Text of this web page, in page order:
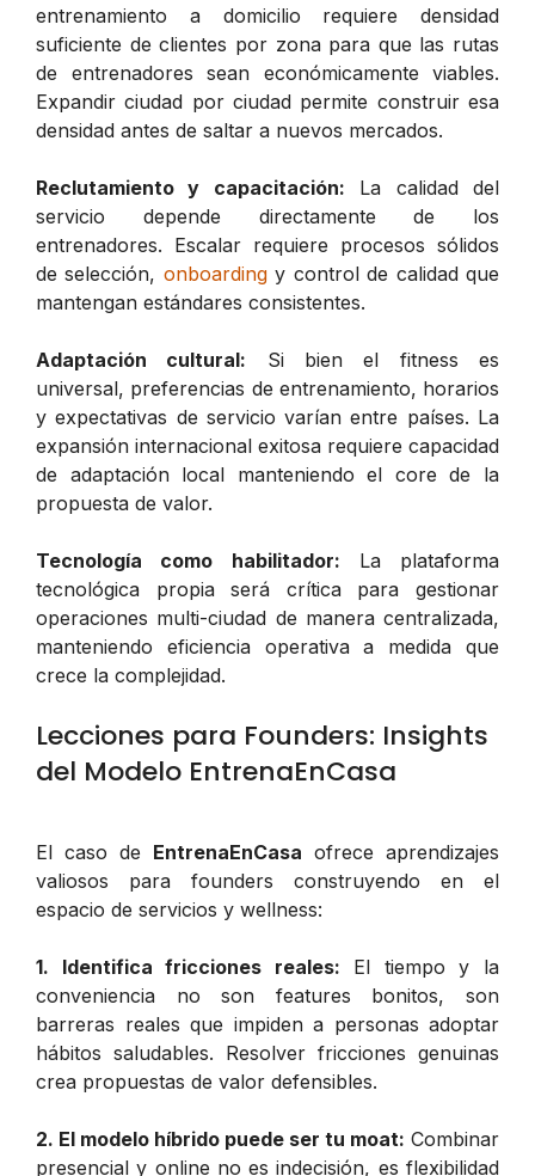
entrenamiento a domicilio requiere densidad
suficiente de clientes por zona para que las rutas
de entrenadores sean económicamente viables.
Expandir ciudad por ciudad permite construir esa
densidad antes de saltar a nuevos mercados.
Reclutamiento y capacitación: La calidad del
servicio depende directamente de los
entrenadores. Escalar requiere procesos sólidos
de selección, onboardingy control de calidad que
mantengan estándares consistentes.
Adaptación cultural: Si bien el fitness es
universal, preferencias de entrenamiento, horarios
y expectativas de servicio varían entre países. La
expansión internacional exitosa requiere capacidad
de adaptación local manteniendo el core de la
propuesta de valor.
Tecnología como habilitador: La plataforma
tecnológica propia será crítica para gestionar
operaciones multi-ciudad de manera centralizada,
manteniendo eficiencia operativa a medida que
crece la complejidad.
Lecciones para Founders: Insights
del Modelo EntrenaEnCasa
El caso de EntrenaEnCasa ofrece aprendizajes
valiosos para founders construyendo en el
espacio de servicios y wellness:
1. Identifica fricciones reales: El tiempo y la
conveniencia no son features bonitos, son
barreras reales que impiden a personas adoptar
hábitos saludables. Resolver fricciones genuinas
crea propuestas de valor defensibles.
2. El modelo híbrido puede ser tu moat: Combinar
presencial y online no es indecisión, es flexibilidad